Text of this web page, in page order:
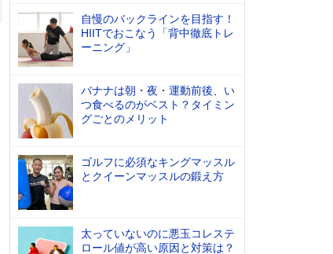
自慢のバックラインを目指す！
HIITでおこなう「背中徹底トレ
ーニング」
バナナは朝・夜・運動前後、い
つ食べるのがベスト？タイミン
グごとのメリット
ゴルフに必須なキングマッスル
とクイーンマッスルの鍛え方
太っていないのに悪玉コレステ
ロール値が高い原因と対策は？